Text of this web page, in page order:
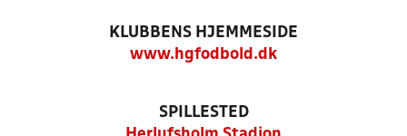
KLUBBENS HJEMMESIDE
www.hgfodbold.dk
SPILLESTED